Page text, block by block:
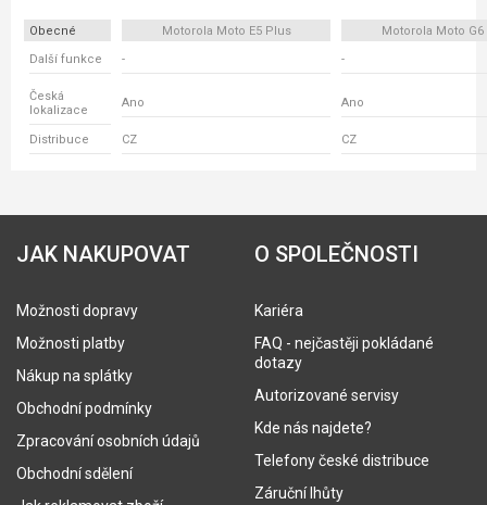
Obecné Motorola Moto E5 Plus
Motorola Moto G6
Další funkce
- -
Česká
lokalizace
Ano Ano
Distribuce CZ CZ
JAK NAKUPOVAT
Možnosti dopravy
Možnosti platby
Nákup na splátky
Obchodní podmínky
Zpracování osobních údajů
Obchodní sdělení
O SPOLEČNOSTI
Kariéra
FAQ - nejčastěji pokládané
dotazy
Autorizované servisy
Kde nás najdete?
Telefony české distribuce
Záruční lhůty